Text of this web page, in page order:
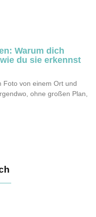
Warum dich
du sie erkennst
Foto von einem Ort und
ohne großen Plan,